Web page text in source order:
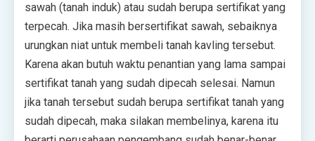
sawah (tanah induk) atau sudah berupa sertifikat yang
terpecah. Jika masih bersertifikat sawah, sebaiknya
urungkan niat untuk membeli tanah kavling tersebut.
Karena akan butuh waktu penantian yang lama sampai
sertifikat tanah yang sudah dipecah selesai. Namun
jika tanah tersebut sudah berupa sertifikat tanah yang
sudah dipecah, maka silakan membelinya, karena itu